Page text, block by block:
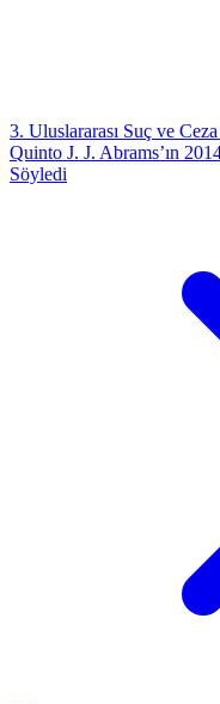
3. Uluslararası Suç ve
Quinto J. J. Abrams’ın
Söyledi